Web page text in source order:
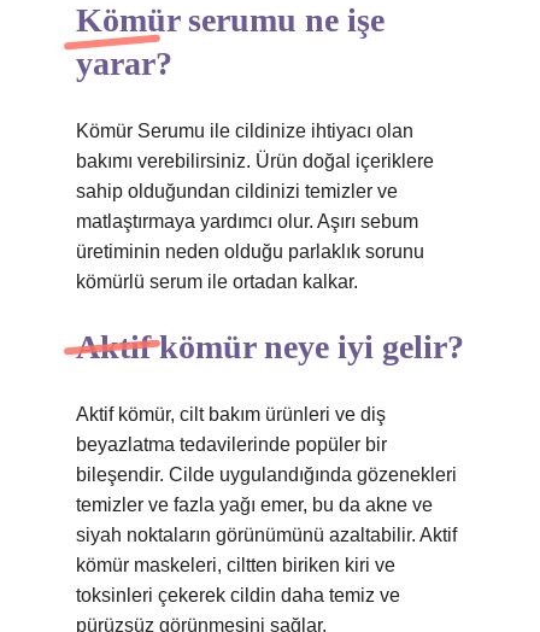
Kömür serumu ne işe
yarar?
Kömür Serumu ile cildinize ihtiyacı olan
bakımı verebilirsiniz. Ürün doğal içeriklere
sahip olduğundan cildinizi temizler ve
matlaştırmaya yardımcı olur. Aşırı sebum
üretiminin neden olduğu parlaklık sorunu
kömürlü serum ile ortadan kalkar.
Aktif kömür neye iyi gelir?
Aktif kömür, cilt bakım ürünleri ve diş
beyazlatma tedavilerinde popüler bir
bileşendir. Cilde uygulandığında gözenekleri
temizler ve fazla yağı emer, bu da akne ve
siyah noktaların görünümünü azaltabilir. Aktif
kömür maskeleri, ciltten biriken kiri ve
toksinleri çekerek cildin daha temiz ve
pürüzsüz görünmesini sağlar.